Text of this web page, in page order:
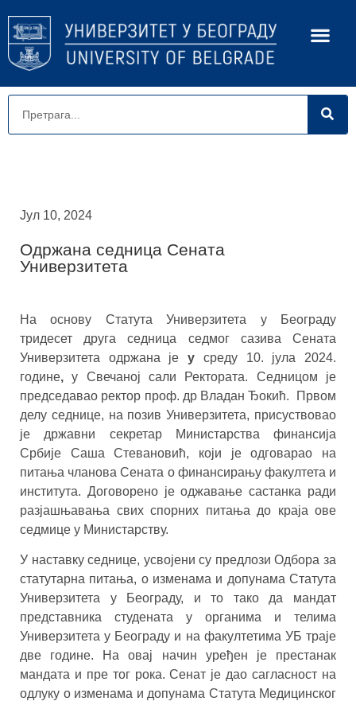
Јул 10, 2024
Одржана седница Сената
Универзитета
На основу Статута Универзитета у Београду
тридесет другa седница седмог сазива Сената
Универзитета одржана јеу среду 10. јула 2024.
године,у Свечаној сали Ректората. Седницом је
председавао ректор проф. др Владан Ђокић. Првом
делу седнице, на позив Универзитета, присуствовао
је државни секретар Министарства финансија
Србије Саша Стевановић, који је одговарао на
питања чланова Сената о финансирању факултета и
института. Договорено је оджавање састанка ради
разјашњавања свих спорних питања до краја ове
седмице у Министарству.
У наставку седнице, усвојени су предлози Одбора за
статутарна питања, о изменама и допунама Статута
Универзитета у Београду, и то тако да мандат
представника студената у органима и телима
Универзитета у Београду и на факултетима УБ траје
две године. На овај начин уређен је престанак
мандата и пре тог рока. Сенат је дао сагласност на
одлуку о изменама и допунама Статута Медицинског